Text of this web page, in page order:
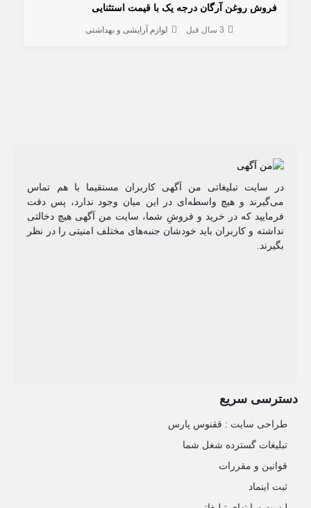
فروش روغن آرگان درجه یک با قیمت استثنایی
3 سال قبل لوازم آرایشی و بهداشتی
در سایت تبلیغاتی من آگهی کاربران مستقیما با هم تماس
می‌گیرند و هیچ واسطه‌ای در این میان وجود ندارد، پس دقت
فرمایید که در خرید و فروشِ شما، سایت من آگهی هیچ دخالتی
نداشته و کاربران باید خودشان جنبه‌های مختلف امنیتی را در نظر
بگیرند.
دسترسی سریع
طراحی سایت :‌ ققنوس پارس
تبلیغات گسترده شغل شما
قوانین و مقررات
ثبت اینماد